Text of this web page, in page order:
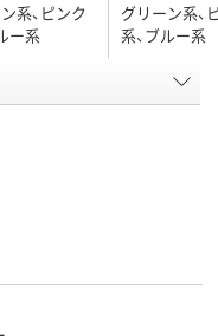
系、ピンク
ー系
グリーン系、
系、ブルー系